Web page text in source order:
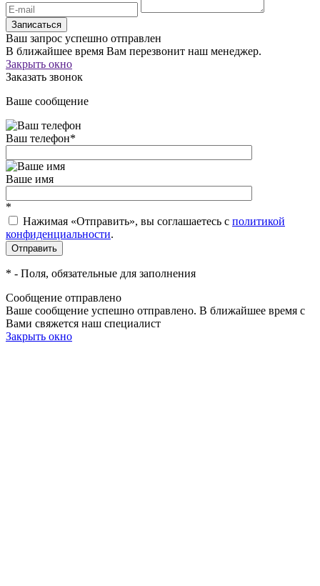
Записаться
Ваш запрос успешно отправлен
В ближайшее время Вам перезвонит наш менеджер.
Закрыть окно
Заказать звонок
Ваше сообщение
Ваш телефон*
Ваше имя
*
Нажимая «Отправить», вы соглашаетесь c политикой
конфиденциальности.
* - Поля, обязательные для заполнения
Сообщение отправлено
Ваше сообщение успешно отправлено. В ближайшее время с
Вами свяжется наш специалист
Закрыть окно